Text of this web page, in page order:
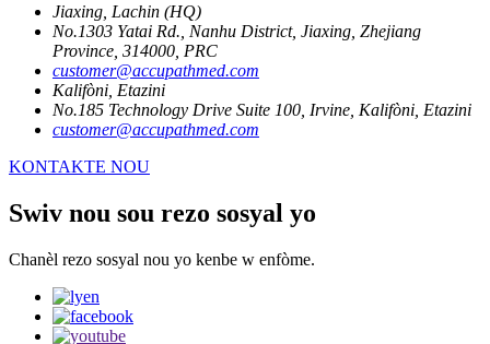
Jiaxing, Lachin (HQ)
No.1303 Yatai Rd., Nanhu District, Jiaxing, Zhejiang
Province, 314000, PRC
customer@accupathmed.com
Kalifòni, Etazini
No.185 Technology Drive Suite 100, Irvine, Kalifòni, Etazini
customer@accupathmed.com
KONTAKTE NOU
Swiv nou sou rezo sosyal yo
Chanèl rezo sosyal nou yo kenbe w enfòme.